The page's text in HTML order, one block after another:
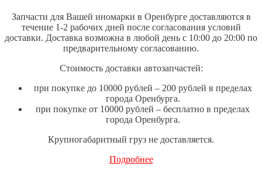
Запчасти для Вашей иномарки в Оренбурге доставляются в
течение 1-2 рабочих дней после согласования условий
доставки. Доставка возможна в любой день с 10:00 до 20:00 по
предварительному согласованию.
Стоимость доставки автозапчастей:
при покупке до 10000 рублей – 200 рублей в пределах
города Оренбурга.
при покупке от 10000 рублей – бесплатно в пределах
города Оренбурга.
Крупногабаритный груз не доставляется.
Подробнее